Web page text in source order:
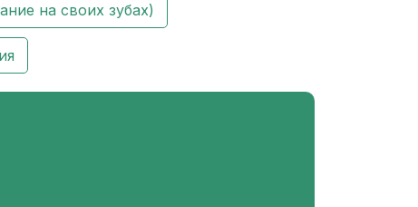
на своих зубах)